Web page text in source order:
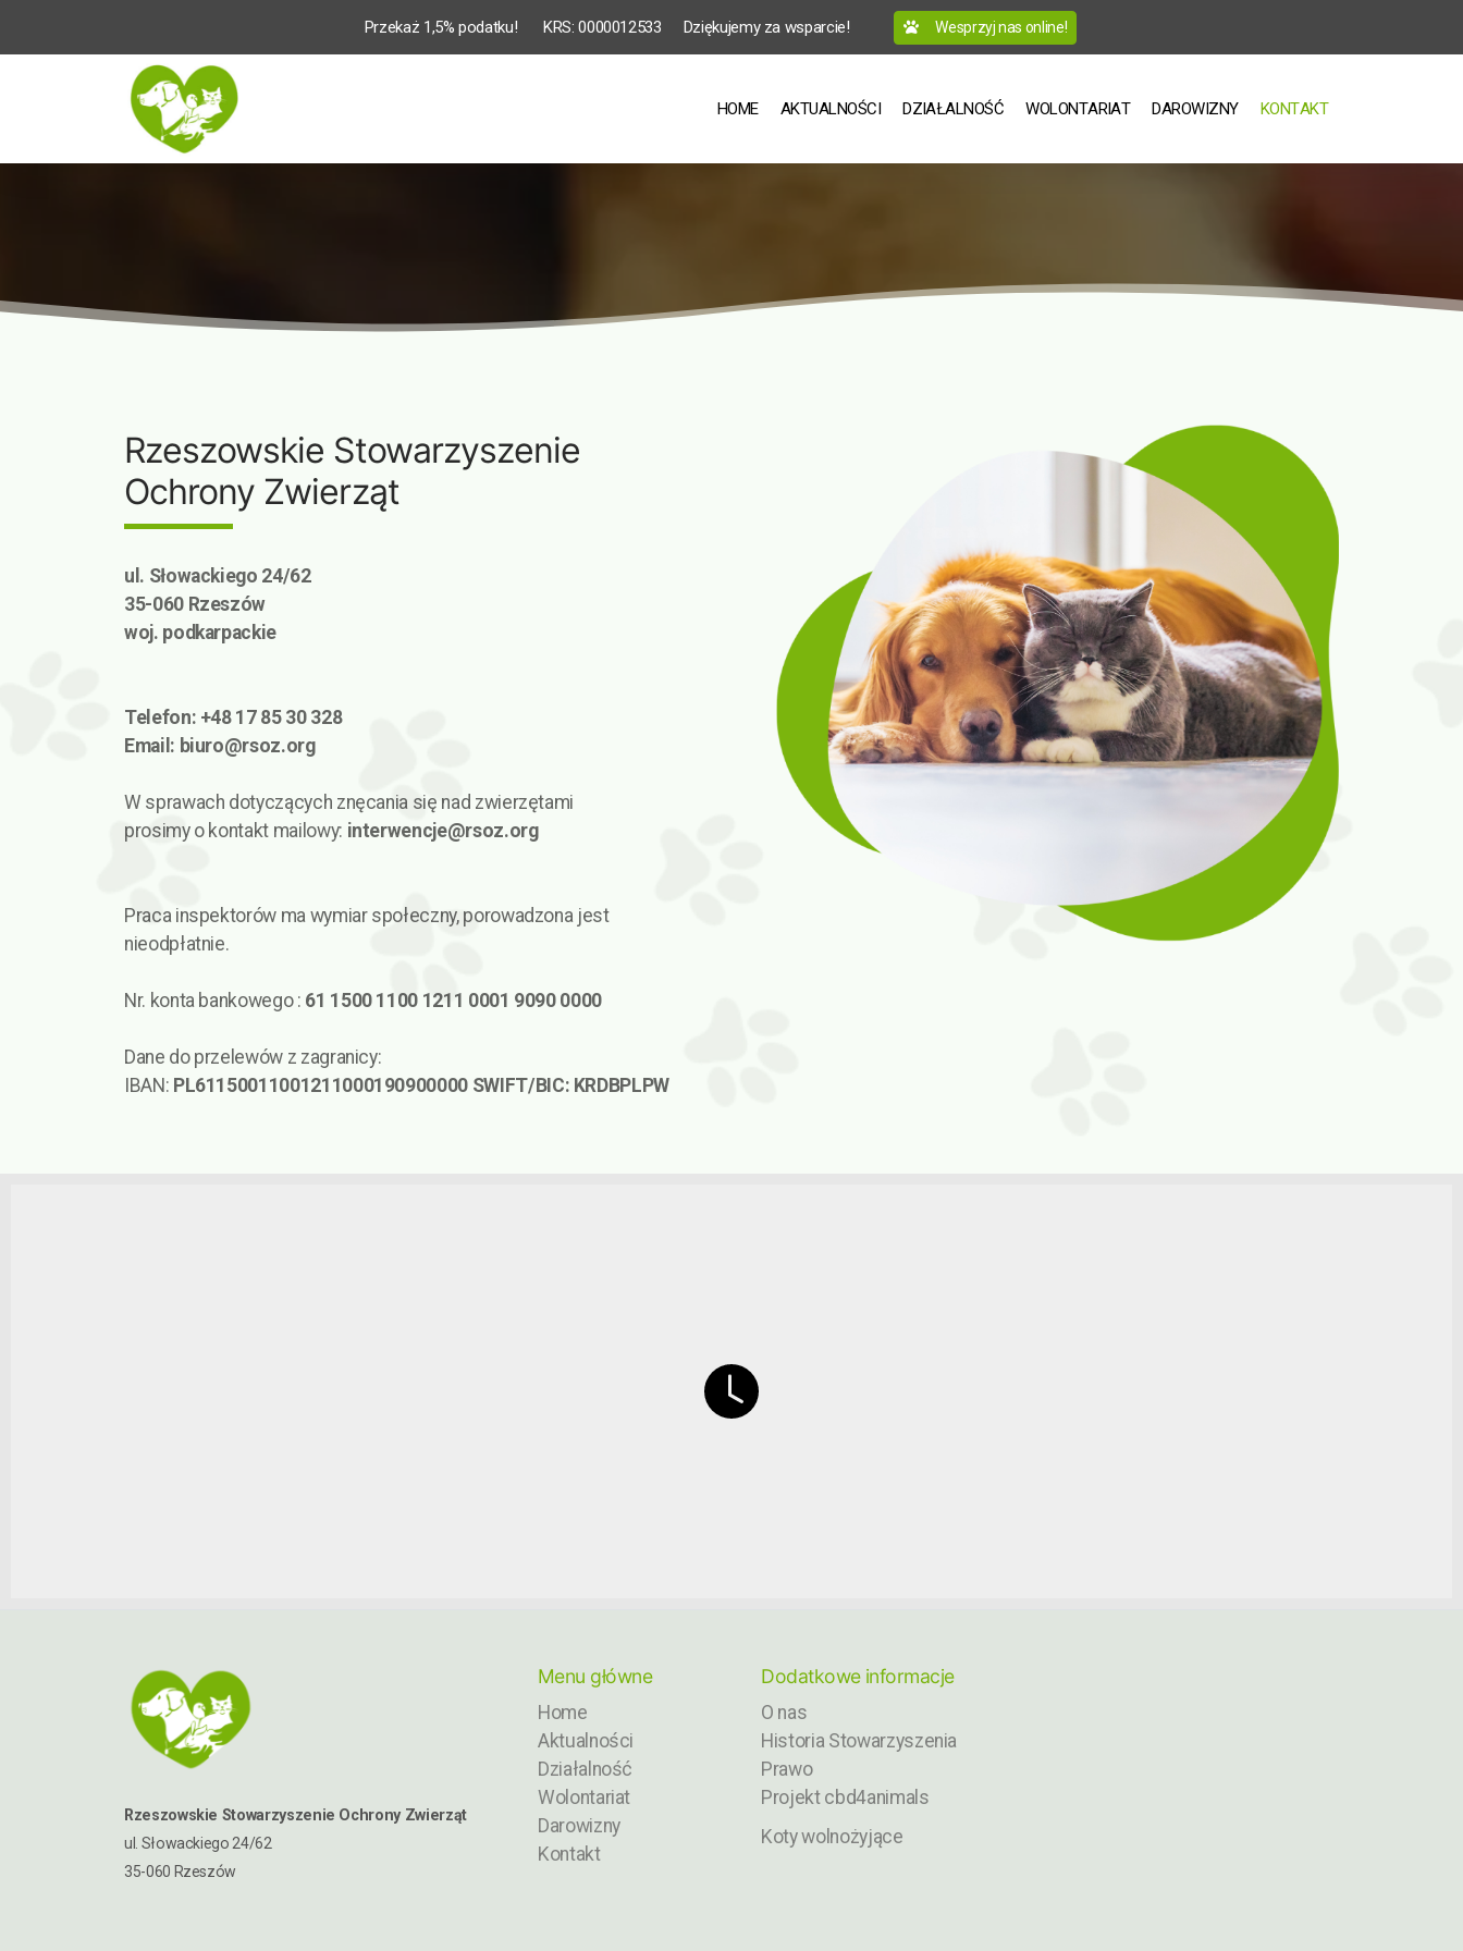
Przekaż 1,5% podatku! KRS: 0000012533 Dziękujemy za wsparcie! Wesprzyj nas online!
HOME AKTUALNOŚCI DZIAŁALNOŚĆ WOLONTARIAT DAROWIZNY KONTAKT
Rzeszowskie Stowarzyszenie
Ochrony Zwierząt
ul. Słowackiego 24/62
35-060 Rzeszów
woj. podkarpackie
Telefon: +48 17 85 30 328
Email: biuro@rsoz.org
W sprawach dotyczących znęcania się nad zwierzętami
prosimy o kontakt mailowy: interwencje@rsoz.org
Praca inspektorów ma wymiar społeczny, porowadzona jest
nieodpłatnie.
Nr. konta bankowego : 61 1500 1100 1211 0001 9090 0000
Dane do przelewów z zagranicy:
IBAN: PL61150011001211000190900000 SWIFT/BIC: KRDBPLPW
Rzeszowskie Stowarzyszenie Ochrony Zwierząt
ul. Słowackiego 24/62
35-060 Rzeszów
Menu główne
Home
Aktualności
Działalność
Wolontariat
Darowizny
Kontakt
Dodatkowe informacje
O nas
Historia Stowarzyszenia
Prawo
Projekt cbd4animals
Koty wolnożyjące